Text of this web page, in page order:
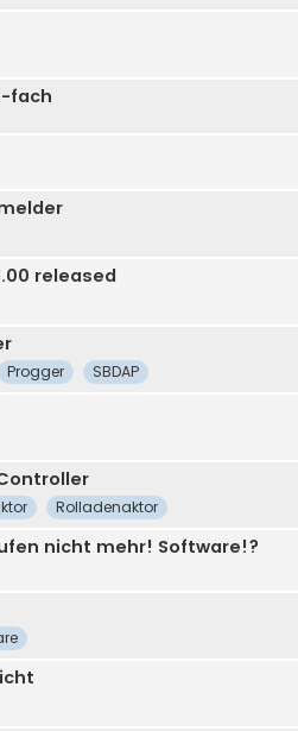
fach
released
Progger SBDAP
Rolladenaktor
nicht mehr! Software!?